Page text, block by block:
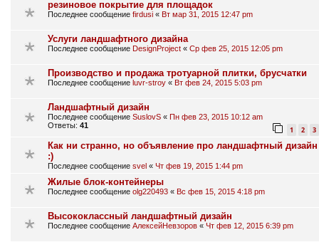
резиновое покрытие для площадок
Последнее сообщение firdusi « Вт мар 31, 2015 12:47 pm
Услуги ландшафтного дизайна
Последнее сообщение DesignProject « Ср фев 25, 2015 12:05 pm
Производство и продажа тротуарной плитки, брусчатки
Последнее сообщение luvr-stroy « Вт фев 24, 2015 5:03 pm
Ландшафтный дизайн
Последнее сообщение SuslovS « Пн фев 23, 2015 10:12 am
Ответы: 41 1 2 3
Как ни странно, но объявление про ландшафтный дизайн
:)
Последнее сообщение svel « Чт фев 19, 2015 1:44 pm
Жилые блок-контейнеры
Последнее сообщение olg220493 « Вс фев 15, 2015 4:18 pm
Высококлассный ландшафтный дизайн
Последнее сообщение АлексейНевзоров « Чт фев 12, 2015 6:39 pm